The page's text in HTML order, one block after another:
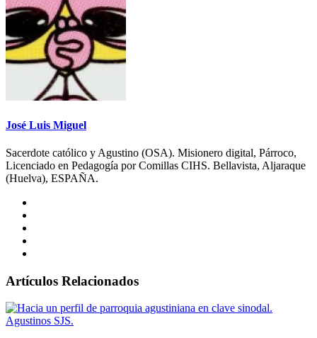
José Luis Miguel
Sacerdote católico y Agustino (OSA). Misionero digital, Párroco,
Licenciado en Pedagogía por Comillas CIHS. Bellavista, Aljaraque
(Huelva), ESPAÑA.
Artículos Relacionados